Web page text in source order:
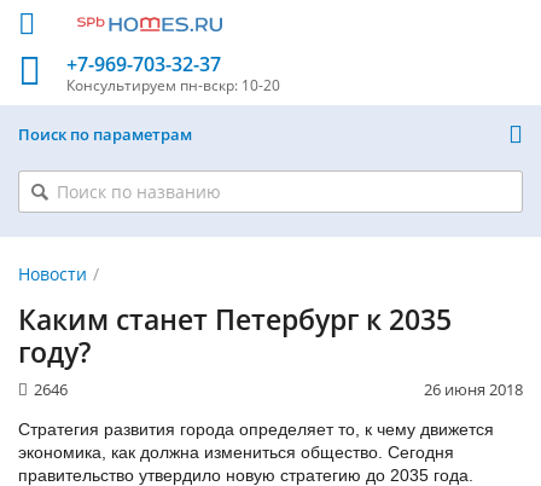
+7-969-703-32-37
Консультируем пн-вскр: 10-20
Поиск по параметрам
Новости
Каким станет Петербург к 2035
году?
26 июня 2018
2646
Стратегия развития города определяет то, к чему движется
экономика, как должна измениться общество. Сегодня
правительство утвердило новую стратегию до 2035 года.